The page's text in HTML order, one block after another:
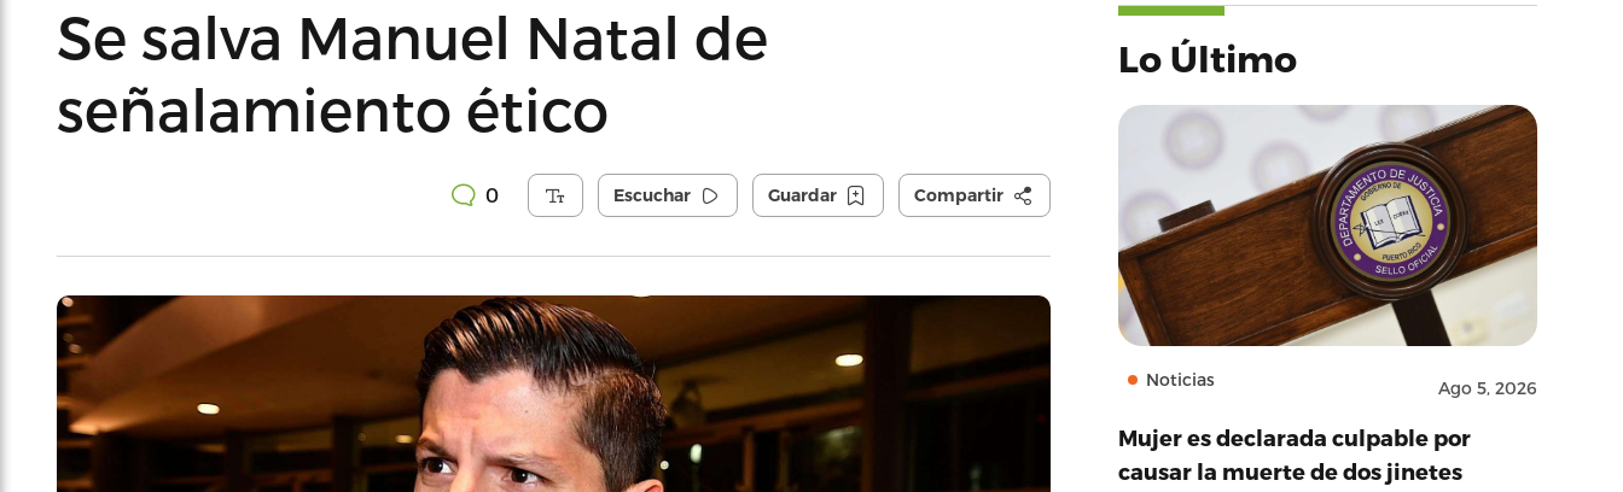
Se salva Manuel Natal de
señalamiento ético
0 Escuchar Guardar Compartir
Lo Último
Noticias Ago 5, 2026
Mujer es declarada culpable por
causar la muerte de dos jinetes